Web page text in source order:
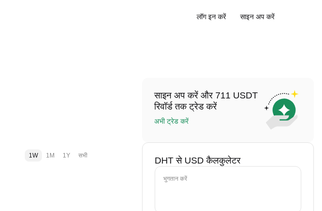
लॉग इन करें साइन अप करें
1W 1M 1Y सभी
साइन अप करें और 711 USDT
रिवॉर्ड तक ट्रेड करें
अभी ट्रेड करें
DHT से USD कैलकुलेटर
भुगतान करें